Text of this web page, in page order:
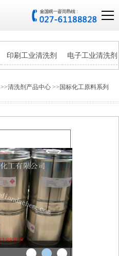
印刷工业清洗剂 电子工业清洗剂
>>清洗剂产品中心 >> 国标化工原料系列